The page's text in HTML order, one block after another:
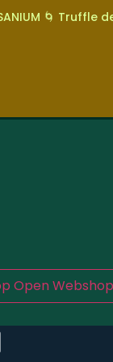
🌀 Truffle
Open Webshop